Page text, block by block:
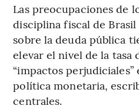
Las preocupaciones de
disciplina fiscal de
sobre la deuda pública
elevar el nivel de la
“impactos
política monetaria,
centrales.